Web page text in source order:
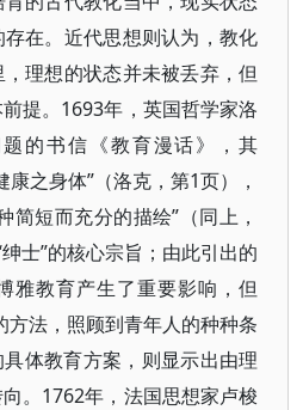
在。近代思想则认为，教化
理想的状态并未被丢弃，但
提。1693年，英国哲学家洛
的书信《教育漫话》，其
之身体”（洛克，第1页），
简短而充分的描绘”（同上，
士”的核心宗旨；由此引出的
雅教育产生了重要影响，但
方法，照顾到青年人的种种条
体教育方案，则显示出由理
。1762年，法国思想家卢梭